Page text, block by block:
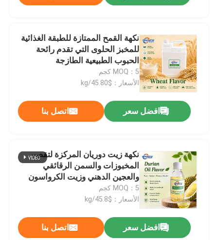
نكهة القمح الممتازة للطبقة الغذائية
للمخبز الحلوى التي تقدم رائحة
الحبوب الطبيعية الطازجة
MOQ：5 كجم
الأسعار：$45.80/kg
افضل سعر اتصل بنا
نكهة زيت دوريان المركزة لتقصير
المخبوزات والسمن الرقائقي
والعجين الدهني وزيت الكرواسون
MOQ：5 كجم
الأسعار：$45.8/kg
افضل سعر اتصل بنا